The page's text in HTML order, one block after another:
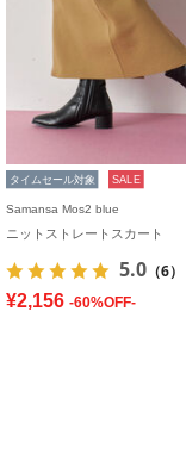
タイムセール対象 SALE
Samansa Mos2 blue
ニットストレートスカート
5.0 （6）
¥2,156 -60%OFF-